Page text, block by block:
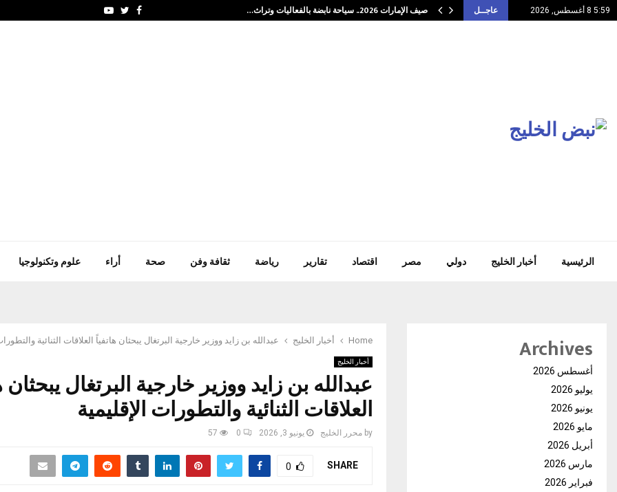
5:59 8 أغسطس, 2026 عاجــل صيف الإمارات 2026.. سياحة نابضة بالفعاليات وتراث… Facebook
Twitter
Youtube
الرئيسية أخبار الخليج دولي مصر اقتصاد تقارير رياضة ثقافة وفن صحة أراء علوم وتكنولوجيا
Home أخبار الخليج عبدالله بن زايد ووزير خارجية البرتغال يبحثان هاتفياً العلاقات الثنائية
أخبار الخليج
عبدالله بن زايد ووزير خارجية البرتغال يبحثان
العلاقات الثنائية والتطورات الإقليمية
by محرر الخليج يونيو 3, 2026 0
57
SHARE
0
Archives
أغسطس 2026
يوليو 2026
يونيو 2026
مايو 2026
أبريل 2026
مارس 2026
فبراير 2026